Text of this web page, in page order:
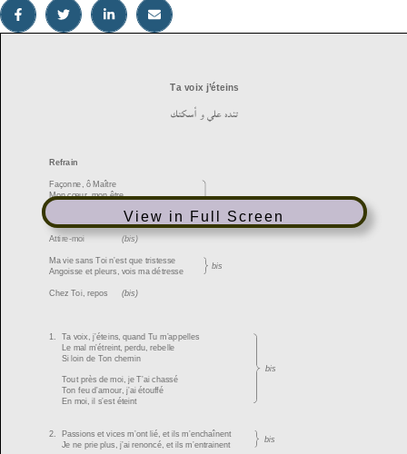
View in Full Screen